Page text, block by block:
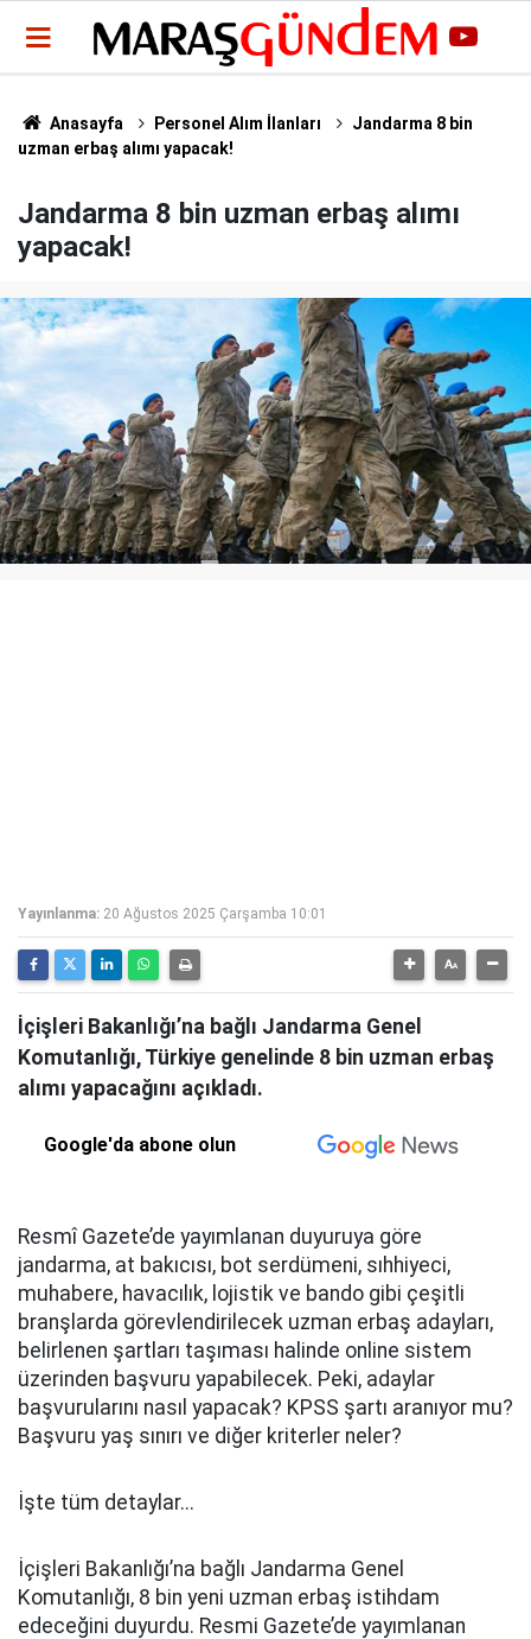
Anasayfa Personel Alım İlanları
Jandarma 8 bin
uzman erbaş alımı yapacak!
Jandarma 8 bin uzman erbaş alımı
yapacak!
Yayınlanma: 20 Ağustos 2025 Çarşamba 10:01
İçişleri Bakanlığı’na bağlı Jandarma Genel
Komutanlığı, Türkiye genelinde 8 bin uzman erbaş
alımı yapacağını açıkladı.
Google'da abone olun
Resmî Gazete’de yayımlanan duyuruya göre
jandarma, at bakıcısı, bot serdümeni, sıhhiyeci,
muhabere, havacılık, lojistik ve bando gibi çeşitli
branşlarda görevlendirilecek uzman erbaş adayları,
belirlenen şartları taşıması halinde online sistem
üzerinden başvuru yapabilecek. Peki, adaylar
başvurularını nasıl yapacak? KPSS şartı aranıyor mu?
Başvuru yaş sınırı ve diğer kriterler neler?
İşte tüm detaylar...
İçişleri Bakanlığı’na bağlı Jandarma Genel
Komutanlığı, 8 bin yeni uzman erbaş istihdam
edeceğini duyurdu. Resmi Gazete’de yayımlanan